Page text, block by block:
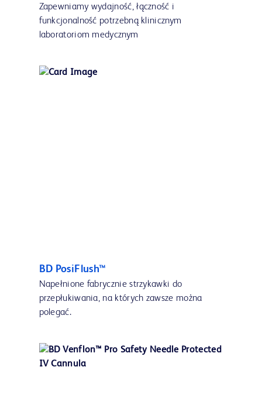
Zapewniamy wydajność, łączność i
funkcjonalność potrzebną klinicznym
laboratoriom medycznym
BD PosiFlush™
Napełnione fabrycznie strzykawki do
przepłukiwania, na których zawsze można
polegać.